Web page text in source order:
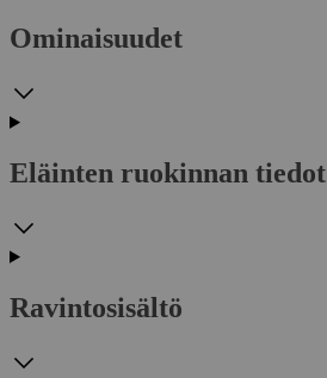
Ominaisuudet
Eläinten ruokinnan tiedot
Ravintosisältö